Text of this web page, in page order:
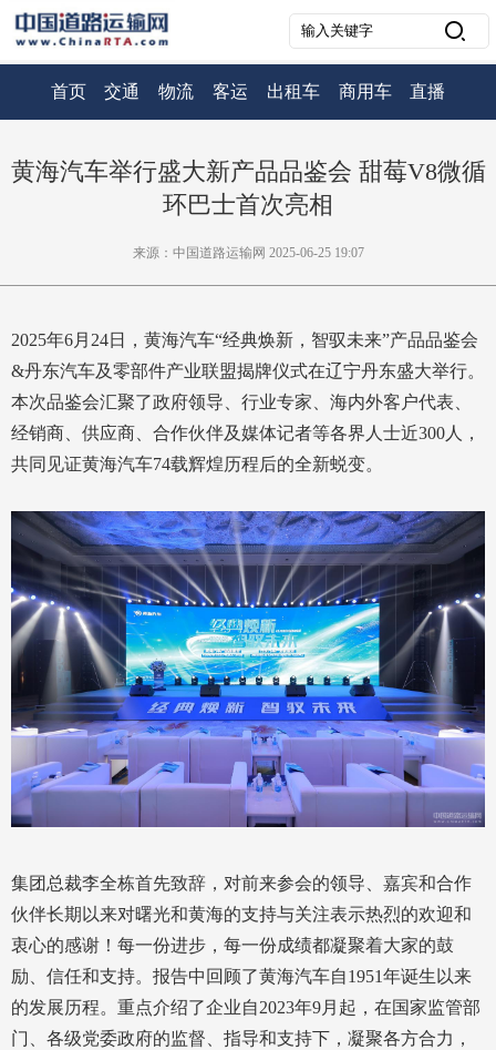
首页 交通 物流 客运 出租车 商用车 直播
黄海汽车举行盛大新产品品鉴会 甜莓V8微循
环巴士首次亮相
来源：中国道路运输网 2025-06-25 19:07
2025年6月24日，黄海汽车“经典焕新，智驭未来”产品品鉴会
&丹东汽车及零部件产业联盟揭牌仪式在辽宁丹东盛大举行。
本次品鉴会汇聚了政府领导、行业专家、海内外客户代表、
经销商、供应商、合作伙伴及媒体记者等各界人士近300人，
共同见证黄海汽车74载辉煌历程后的全新蜕变。
集团总裁李全栋首先致辞，对前来参会的领导、嘉宾和合作
伙伴长期以来对曙光和黄海的支持与关注表示热烈的欢迎和
衷心的感谢！每一份进步，每一份成绩都凝聚着大家的鼓
励、信任和支持。报告中回顾了黄海汽车自1951年诞生以来
的发展历程。重点介绍了企业自2023年9月起，在国家监管部
门、各级党委政府的监督、指导和支持下，凝聚各方合力，